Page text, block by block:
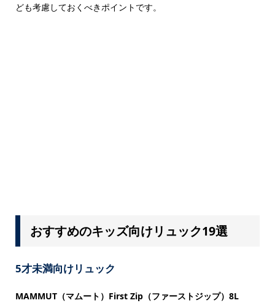
ども考慮しておくべきポイントです。
おすすめのキッズ向けリュック19選
5才未満向けリュック
MAMMUT（マムート）First Zip（ファーストジップ）8L